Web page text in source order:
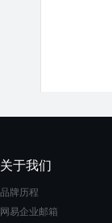
关于我们
品牌历程
网易企业邮箱